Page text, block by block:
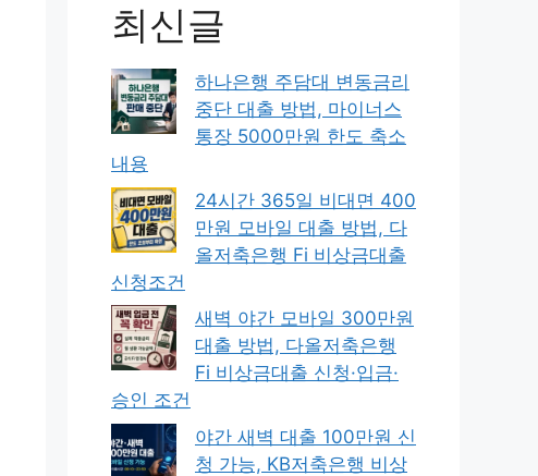
최신글
하나은행 주담대 변동금리
중단 대출 방법, 마이너스
통장 5000만원 한도 축소
내용
24시간 365일 비대면 400
만원 모바일 대출 방법, 다
올저축은행 Fi 비상금대출
신청조건
새벽 야간 모바일 300만원
대출 방법, 다올저축은행
Fi 비상금대출 신청·입금·
승인 조건
야간 새벽 대출 100만원 신
청 가능, KB저축은행 비상